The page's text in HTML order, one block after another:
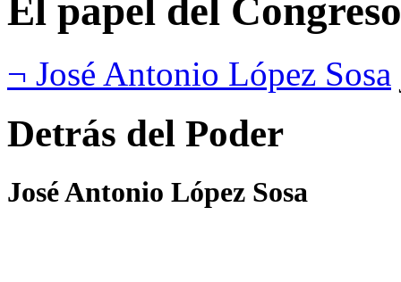
El papel del Congreso
¬ José Antonio López Sosa
Detrás del Poder
José Antonio López Sosa